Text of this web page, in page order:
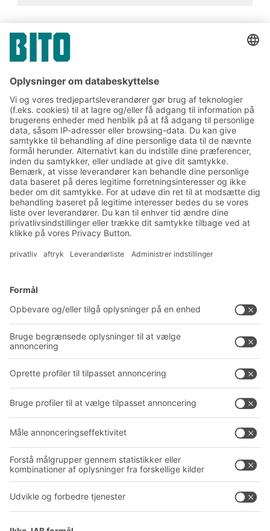
Tilmeld dig vores BITO
nyhedsbrev:
Nyheder og viden om lager
og logistik
Eksklusiv rabat
Produktnyheder
Tilmeld dig vores nyhedsbrev
Løsninger
Intralogistikløsninger
Kassesystemer
Reolsystemer
Service
PRODUKTKATALOG
PROJECT GUIDE
Virksomhed
Vores globale netværk
Produktionssteder
Follow us
BIT O
YOUR LIFE.